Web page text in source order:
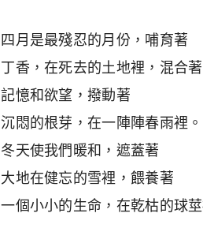
四月是最殘忍的月份，哺育著
丁香，在死去的土地裡，混合著
記憶和欲望，撥動著
沉悶的根芽，在一陣陣春雨裡。
冬天使我們暖和，遮蓋著
大地在健忘的雪裡，餵養著
一個小小的生命，在乾枯的球莖